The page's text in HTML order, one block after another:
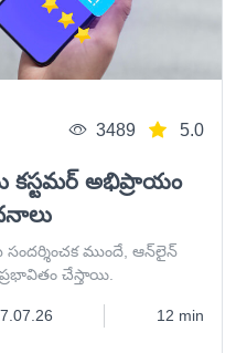
3489 5.0
కస్టమర్ అభిప్రాయం
ముందే, ఆన్‌లైన్
చేస్తాయి.
12 min